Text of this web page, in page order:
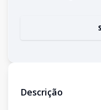
Descrição